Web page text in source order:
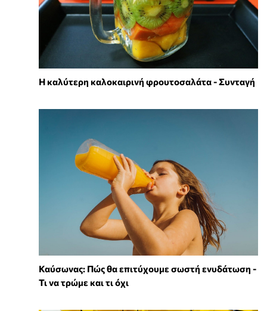
Η καλύτερη καλοκαιρινή φρουτοσαλάτα - Συνταγή
Καύσωνας: Πώς θα επιτύχουμε σωστή ενυδάτωση -
Τι να τρώμε και τι όχι